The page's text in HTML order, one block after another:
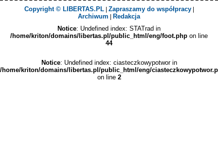
Copyright © LIBERTAS.PL| Zapraszamy do współpracy|
Archiwum | Redakcja
Notice: Undefined index: STATrad in
/home/kriton/domains/libertas.pl/public_html/eng/foot.php on line
44
Notice: Undefined index: ciasteczkowypotwor in
/home/kriton/domains/libertas.pl/public_html/eng/
on line 2